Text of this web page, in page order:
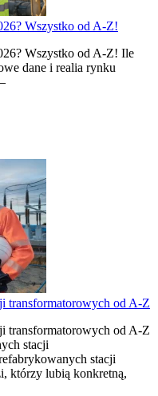
Wszystko od A-Z!
Wszystko od A-Z! Ile
dane i realia rynku
transformatorowych od A-Z
transformatorowych od A-Z
stacji
stacji
którzy lubią konkretną,